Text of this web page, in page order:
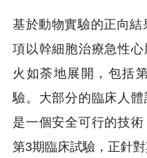
基於動物實驗的正向
項以幹細胞治療急性
火如荼地展開，包括
驗。大部分的臨床人
是一個安全可行的技
第3期臨床試驗，正針